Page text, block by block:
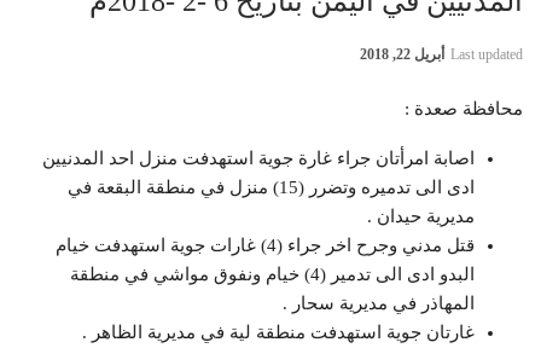
Last updated أبريل 22, 2018
محافظة صعدة :
اصابة امرأتان جراء غارة جوية استهدفت منزل احد المدنيين
ادى الى تدميره وتضرر (15) منزل في منطقة البقعة في
مديرية حيدان .
قتل مدني وجرح اخر جراء (4) غارات جوية استهدفت خيام
البدو ادى الى تدمير (4) خيام ونفوق مواشي في منطقة
المهاذر في مديرية سحار .
غارتان جوية استهدفت منطقة لية في مديرية الظاهر .